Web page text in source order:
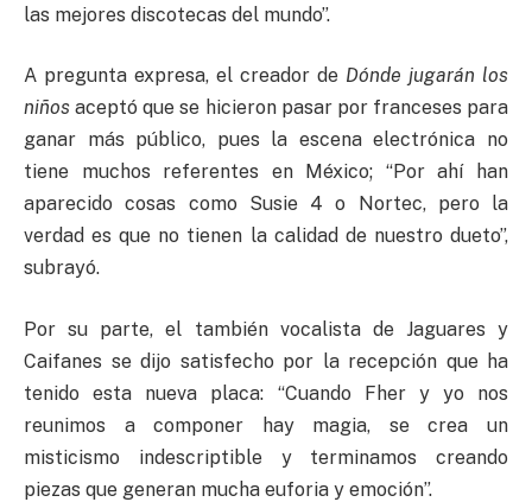
las mejores discotecas del mundo”.
A pregunta expresa, el creador de Dónde jugarán los
niños aceptó que se hicieron pasar por franceses para
ganar más público, pues la escena electrónica no
tiene muchos referentes en México; “Por ahí han
aparecido cosas como Susie 4 o Nortec, pero la
verdad es que no tienen la calidad de nuestro dueto”,
subrayó.
Por su parte, el también vocalista de Jaguares y
Caifanes se dijo satisfecho por la recepción que ha
tenido esta nueva placa: “Cuando Fher y yo nos
reunimos a componer hay magia, se crea un
misticismo indescriptible y terminamos creando
piezas que generan mucha euforia y emoción”.